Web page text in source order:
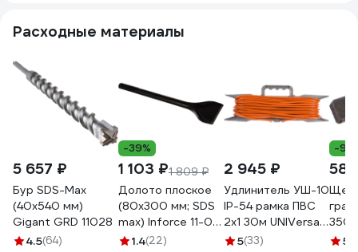
Расходные материалы
5 657 ₽
Бур SDS-Max
(40x540 мм)
Gigant GRD 11028
4.5(64)
-39%
1 103 ₽1 809 ₽
Долото плоское
(80х300 мм; SDS
max) Inforce 11-01-
3331.4(22)
2 945 ₽
Удлинитель УШ-10
IP-54 рамка ПВС
2x1 30м UNIVersal
9632793
5(33)
-9%
350
5